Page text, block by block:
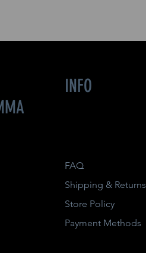
INFO
FAQ
Shipping & Returns
Store Policy
Payment Methods